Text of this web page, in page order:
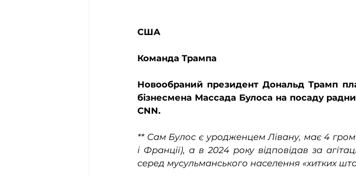
США
Команда Трампа
Новообраний президент Дональд Трамп
CNN.
** Сам Булос є уродженцем Лівану, має 4
і Франції), а в 2024 року відповідав за
серед мусульманського населення «хитких